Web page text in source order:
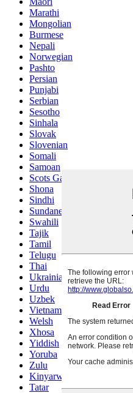
Marathi
Mongolian
Burmese
Nepali
Norwegian
Pashto
Persian
Punjabi
Serbian
Sesotho
Sinhala
Slovak
Slovenian
Somali
Samoan
Scots Gaelic
Shona
Sindhi
Sundanese
Swahili
Tajik
Tamil
Telugu
Thai
Ukrainian
Urdu
Uzbek
Vietnamese
Welsh
Xhosa
Yiddish
Yoruba
Zulu
Kinyarwanda
Tatar